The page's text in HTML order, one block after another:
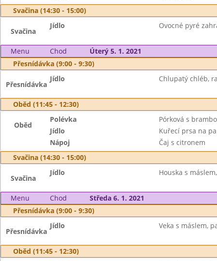
Svačina (14:30 - 15:00)
Svačina
Jídlo Ovocné pyré
Menu Chod
Úterý 5. 1. 2021
Přesnídávka (9:00 - 9:30)
Přesnídávka
Jídlo Chlupatý chléb,
Oběd (11:45 - 12:30)
Oběd
Polévka
Pórková s
Jídlo
Kuřecí prsa na
Nápoj
Čaj s citronem
Svačina (14:30 - 15:00)
Svačina
Jídlo Houska s
Menu Chod
Středa 6. 1. 2021
Přesnídávka (9:00 - 9:30)
Přesnídávka
Jídlo Veka s máslem,
Oběd (11:45 - 12:30)